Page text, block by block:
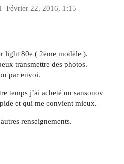
Février 22, 2016, 1:15
light 80e ( 2ème modèle ).
transmettre des photos.
par envoi.
temps j’ai acheté un sansonov
et qui me convient mieux.
renseignements.